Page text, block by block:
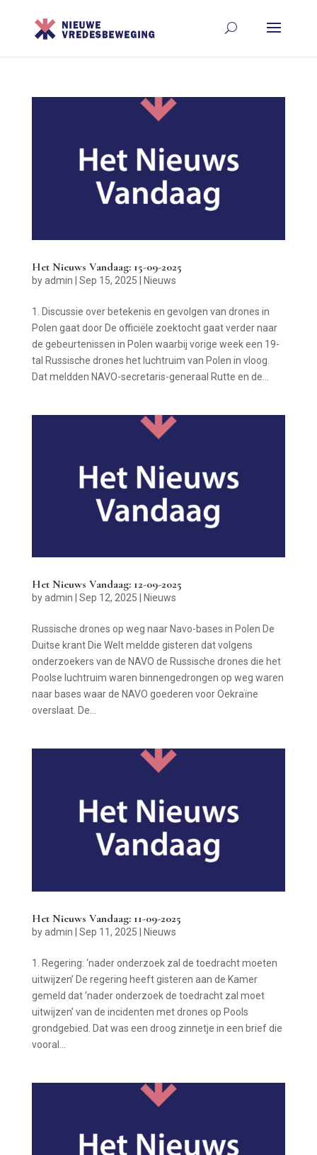
Het Nieuws Vandaag: 15-09-2025
byadmin | Sep 15, 2025 | Nieuws
1. Discussie over betekenis en gevolgen van drones in
Polen gaat door De officiële zoektocht gaat verder naar
de gebeurtenissen in Polen waarbij vorige week een 19-
tal Russische drones het luchtruim van Polen in vloog.
Dat meldden NAVO-secretaris-generaal Rutte en de...
Het Nieuws Vandaag: 12-09-2025
byadmin Sep 12, 2025 Nieuws
Russische drones op weg naar Navo-bases in Polen De
Duitse krant Die Welt meldde gisteren dat volgens
onderzoekers van de NAVO de Russische drones die het
Poolse luchtruim waren binnengedrongen op weg waren
naar bases waar de NAVO goederen voor Oekraïne
overslaat. De...
Het Nieuws Vandaag: 11-09-2025
byadmin Sep 11, 2025 Nieuws
1. Regering: ‘nader onderzoek zal de toedracht moeten
uitwijzen’ De regering heeft gisteren aan de Kamer
gemeld dat ‘nader onderzoek de toedracht zal moet
uitwijzen’ van de incidenten met drones op Pools
grondgebied. Dat was een droog zinnetje in een brief die
vooral...